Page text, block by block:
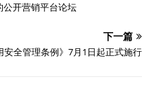
公开营销平台论坛
下一篇
安全管理条例》7月1日起正式施行